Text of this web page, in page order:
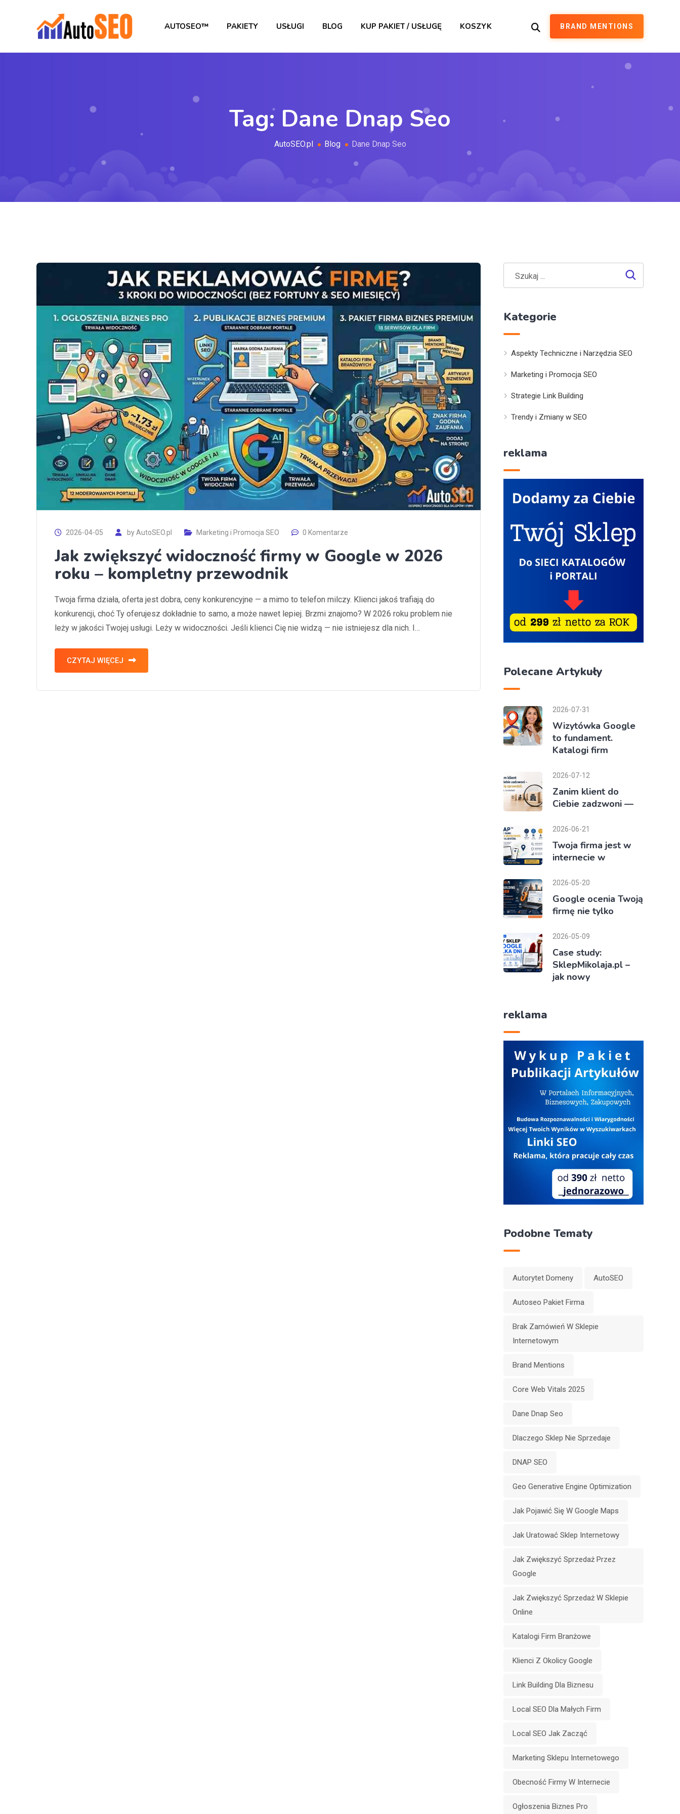
AUTOSEO™ PAKIETY USŁUGI BLOG KUP PAKIET / USŁUGĘ KOSZYK BRAND MENTIONS
Tag: Dane Dnap Seo
AutoSEO.pl Blog Dane Dnap Seo
2026-04-05 byAutoSEO.pl Marketing i Promocja SEO 0 Komentarze
Jak zwiększyć widoczność firmy w Google w 2026
roku – kompletny przewodnik
Twoja firma działa, oferta jest dobra, ceny konkurencyjne — a mimo to telefon milczy. Klienci jakoś trafiają do
konkurencji, choć Ty oferujesz dokładnie to samo, a może nawet lepiej. Brzmi znajomo? W 2026 roku problem nie
leży w jakości Twojej usługi. Leży w widoczności. Jeśli klienci Cię nie widzą — nie istniejesz dla nich. I…
CZYTAJ WIĘCEJ
Kategorie
Aspekty Techniczne i Narzędzia SEO
Marketing i Promocja SEO
Strategie Link Building
Trendy i Zmiany w SEO
reklama
Polecane Artykuły
2026-07-31
Wizytówka Google
to fundament.
Katalogi firm
2026-07-12
Zanim klient do
Ciebie zadzwoni —
2026-06-21
Twoja firma jest w
internecie w
2026-05-20
Google ocenia Twoją
firmę nie tylko
2026-05-09
Case study:
SklepMikolaja.pl –
jak nowy
reklama
Podobne Tematy
Autorytet Domeny AutoSEO
Autoseo Pakiet Firma
Brak Zamówień W Sklepie
Internetowym
Brand Mentions
Core Web Vitals 2025
Dane Dnap Seo
Dlaczego Sklep Nie Sprzedaje
DNAP SEO
Geo Generative Engine Optimization
Jak Pojawić Się W Google Maps
Jak Uratować Sklep Internetowy
Jak Zwiększyć Sprzedaż Przez
Google
Jak Zwiększyć Sprzedaż W Sklepie
Online
Katalogi Firm Branżowe
Klienci Z Okolicy Google
Link Building Dla Biznesu
Local SEO Dla Małych Firm
Local SEO Jak Zacząć
Marketing Sklepu Internetowego
Obecność Firmy W Internecie
Ogłoszenia Biznes Pro